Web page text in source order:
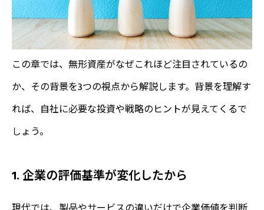
この章では、無形資産がなぜこれほど注目されているの
か、その背景を3つの視点から解説します。背景を理解す
れば、自社に必要な投資や戦略のヒントが見えてくるで
しょう。
1. 企業の評価基準が変化したから